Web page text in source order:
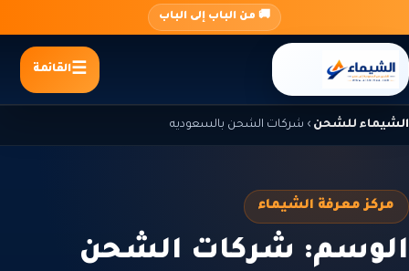
المحتوى
🚚 من الباب إلى الباب
القائمة
الشيماء للشحن › شركات الشحن بالسعوديه
مركز معرفة الشيماء
الوسم: شركات الشحن